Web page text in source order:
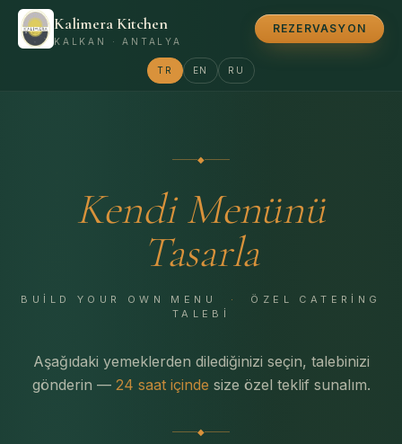
Kalimera Kitchen
KALKAN · ANTALYA
REZERVASYON
TR EN RU
◆
Kendi Menünü
Tasarla
BUILD YOUR OWN MENU ·
ÖZEL CATERING
TALEBI
Aşağıdaki yemeklerden dilediğinizi seçin, talebinizi
gönderin — 24 saat içinde size özel teklif sunalım.
◆